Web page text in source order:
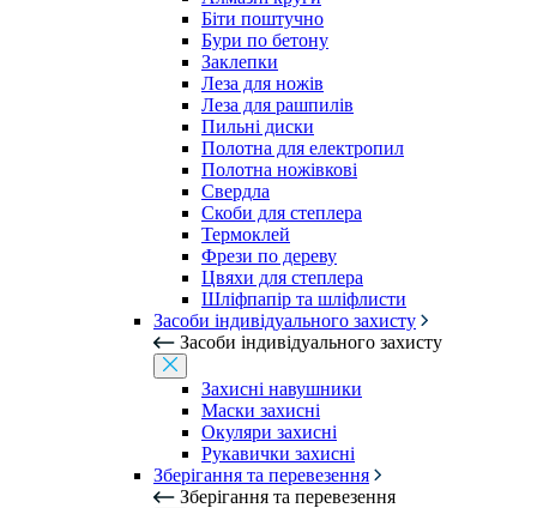
Біти поштучно
Бури по бетону
Заклепки
Леза для ножів
Леза для рашпилів
Пильні диски
Полотна для електропил
Полотна ножівкові
Свердла
Скоби для степлера
Термоклей
Фрези по дереву
Цвяхи для степлера
Шліфпапір та шліфлисти
Засоби індивідуального захисту
Засоби індивідуального захисту
Захисні навушники
Маски захисні
Окуляри захисні
Рукавички захисні
Зберігання та перевезення
Зберігання та перевезення